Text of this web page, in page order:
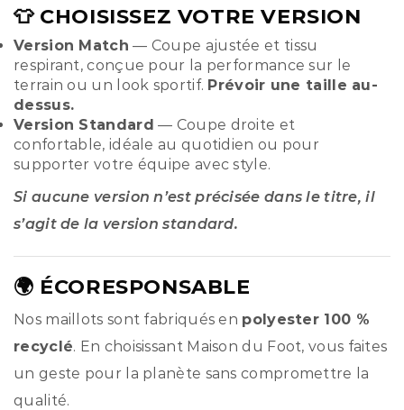
👕 CHOISISSEZ VOTRE VERSION
Version Match — Coupe ajustée et tissu
respirant, conçue pour la performance sur le
terrain ou un look sportif. Prévoir une taille au-
dessus.
Version Standard — Coupe droite et
confortable, idéale au quotidien ou pour
supporter votre équipe avec style.
Si aucune version n’est précisée dans le titre, il
s’agit de la version standard.
🌍 ÉCORESPONSABLE
Nos maillots sont fabriqués en polyester 100 %
recyclé. En choisissant Maison du Foot, vous faites
un geste pour la planète sans compromettre la
qualité.